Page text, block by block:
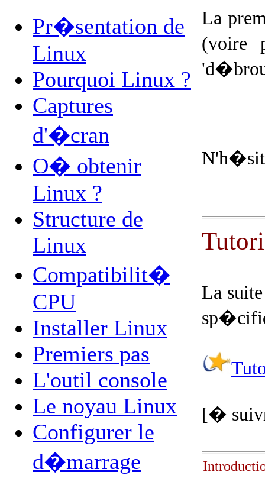
Pr�sentation de
Linux
Pourquoi Linux ?
Captures
d'�cran
O� obtenir
Linux ?
Structure de
Linux
Compatibilit�
CPU
Installer Linux
Premiers pas
L'outil console
Le noyau Linux
Configurer le
d�marrage
La
(voire
La
[�